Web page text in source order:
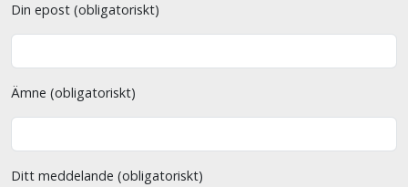
Din epost (obligatoriskt)
Ämne (obligatoriskt)
Ditt meddelande (obligatoriskt)